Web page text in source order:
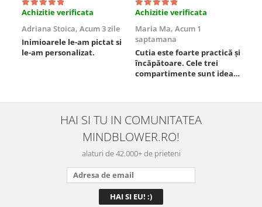
Achizitie verificata
Adriana Stoica, Acum 3 zile
Inimioarele le-am pictat si
le-am personalizat.
Achizitie verificata
Maria Ma, Acum 1
saptamana
Cutia este foarte practică și
încăpătoare. Cele trei
compartimente sunt ideale
este sigură, fără scurgeri. O
folosesc aproape zilnic la
serviciu și sunt foarte
mulțumită.
HAI SI TU IN COMUNITATEA
MINDBLOWER.RO!
alaturi de 42.000+ de prieteni